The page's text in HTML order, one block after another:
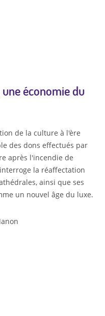
économie du
de la culture à l'ère
des dons effectués par
après l'incendie de
la réaffectation
ainsi que ses
un nouvel âge du luxe.